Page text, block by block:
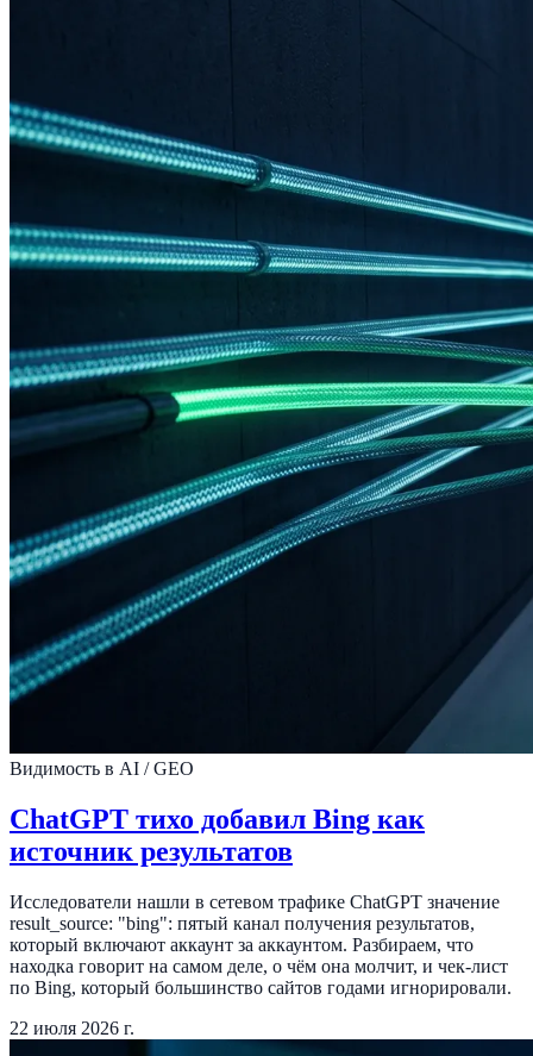
Видимость в AI / GEO
ChatGPT тихо добавил Bing как
источник результатов
Исследователи нашли в сетевом трафике ChatGPT значение
result_source: "bing": пятый канал получения результатов,
который включают аккаунт за аккаунтом. Разбираем, что
находка говорит на самом деле, о чём она молчит, и чек-лист
по Bing, который большинство сайтов годами игнорировали.
22 июля 2026 г.